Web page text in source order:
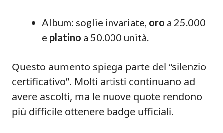
Album: soglie invariate, oro a 25.000
e platino a 50.000 unità.
Questo aumento spiega parte del “silenzio
certificativo”. Molti artisti continuano ad
avere ascolti, ma le nuove quote rendono
più difficile ottenere badge ufficiali.